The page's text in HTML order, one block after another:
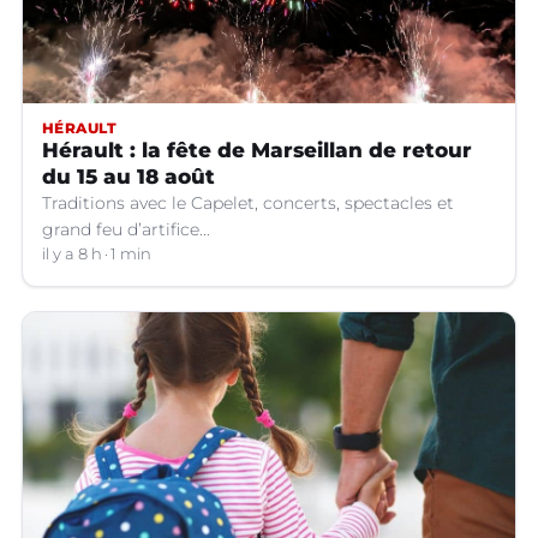
HÉRAULT
Hérault : la fête de Marseillan de retour
du 15 au 18 août
Traditions avec le Capelet, concerts, spectacles et
grand feu d’artifice...
il y a 8 h 1 min